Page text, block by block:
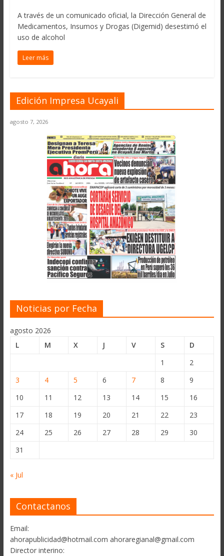
A través de un comunicado oficial, la Dirección General de
Medicamentos, Insumos y Drogas (Digemid) desestimó el
uso de alcohol
Leer más
Edición Impresa Ucayali
agosto 7, 2026
Noticias por Fecha
agosto 2026
L
M X J V S
D
1
2
3
4 5 6 7 8
9
10
11 12 13 14 15
16
17
18 19 20 21 22
23
24
25 26 27 28 29
30
31
« Jul
Contactanos
Email:
ahorapublicidad@hotmail.com ahoraregianal@gmail.com
Director interino: